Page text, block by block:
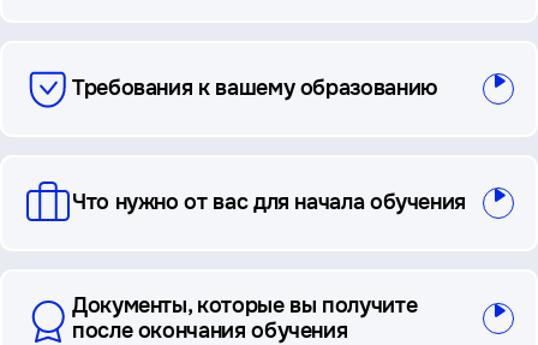
Требования к вашему образованию
Что нужно от вас для начала обучения
Документы, которые вы получите
после окончания обучения